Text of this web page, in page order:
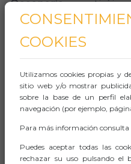
Oceanarioy sentiréis
el fondo del mar
Único en Europa
comodoradas,
tipos de tiburones: el
Milberto
Para continuar con
COOKIES
Utilizamos cookies propias y
sitio web y/o mostrar
sobre la base de un perfil
navegación (por ejemplo,
Para más información consulta
Puedes aceptar todas las
rechazar su uso pulsando el